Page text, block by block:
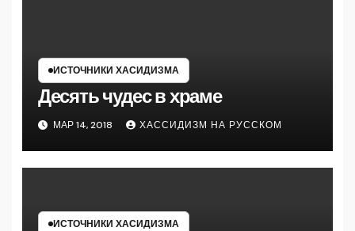
ИСТОЧНИКИ ХАСИДИЗМА
Десять чудес в храме
МАР 14, 2018 ХАССИДИЗМ НА РУССКОМ
ИСТОЧНИКИ ХАСИДИЗМА